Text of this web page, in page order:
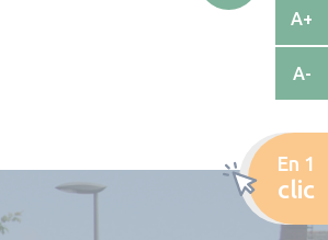
A+
A-
En 1
clic